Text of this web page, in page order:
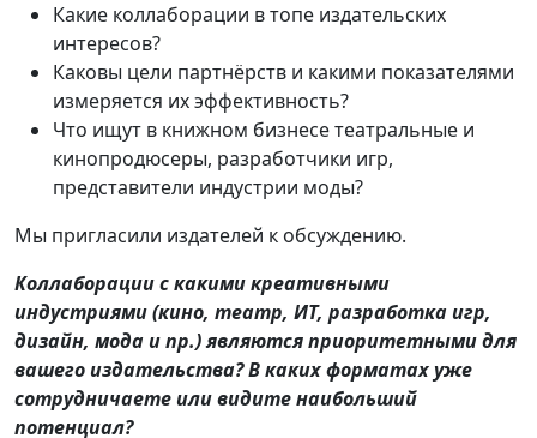
Какие коллаборации в топе издательских
интересов?
Каковы цели партнёрств и какими показателями
измеряется их эффективность?
Что ищут в книжном бизнесе театральные и
кинопродюсеры, разработчики игр,
представители индустрии моды?
Мы пригласили издателей к обсуждению.
Коллаборации с какими креативными
индустриями (кино, театр, ИТ, разработка игр,
дизайн, мода и пр.) являются приоритетными для
вашего издательства? В каких форматах уже
сотрудничаете или видите наибольший
потенциал?